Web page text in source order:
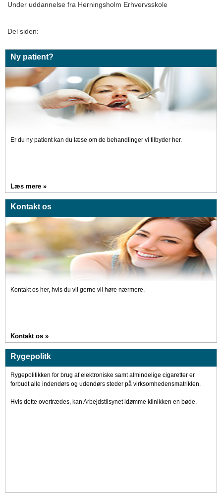
Under uddannelse fra Herningsholm Erhvervsskole
Del siden:
Ny patient?
Er du ny patient kan du læse om de behandlinger vi tilbyder her.
Læs mere »
Kontakt os
Kontakt os her, hvis du vil gerne vil høre nærmere.
Kontakt os »
Rygepolitk
Rygepolitikken for brug af elektroniske samt almindelige cigaretter er
forbudt alle indendørs og udendørs steder på virksomhedensmatriklen.
Hvis dette overtrædes, kan Arbejdstilsynet idømme klinikken en bøde.